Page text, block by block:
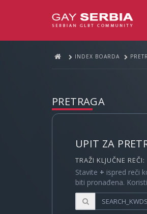
INDEX BOARDA
PRETRAGA
UPIT ZA
TRAŽI KLJUČNE REČI:
Stavite + ispred reči
biti pronađena.